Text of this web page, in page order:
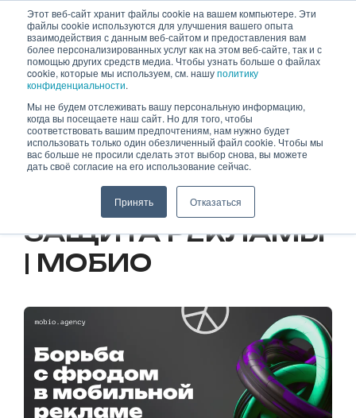
Этот веб-сайт хранит файлы cookie на вашем компьютере. Эти
файлы cookie используются для улучшения вашего опыта
взаимодействия с данным веб-сайтом и предоставления вам
более персонализированных услуг как на этом веб-сайте, так и с
помощью других средств медиа. Чтобы узнать больше о файлах
cookie, которые мы используем, см. нашуполитику
конфиденциальности.
Мы не будем отслеживать вашу персональную информацию,
когда вы посещаете наш сайт. Но для того, чтобы
соответствовать вашим предпочтениям, нам нужно будет
использовать только один обезличенный файл cookie. Чтобы мы
вас больше не просили сделать этот выбор снова, вы можете
дать своё согласие на его использование сейчас.
Принять Отказаться
Skip
content
03.10.2023
ФРОД: МЕТОДЫ
РАЗОБЛАЧЕНИЯ И
ЗАЩИТА РЕКЛАМЫ
| МОБИО